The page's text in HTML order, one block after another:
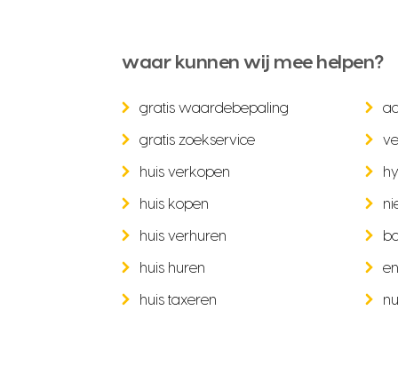
waar kunnen wij mee helpen?
gratis waardebepaling
gratis zoekservice
huis verkopen
huis kopen
huis verhuren
huis huren
huis taxeren